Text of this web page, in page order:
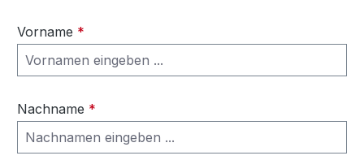
Vorname *
Nachname *